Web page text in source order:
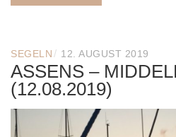
SEGELN / 12. AUGUST 2019
ASSENS –
(12.08.2019)